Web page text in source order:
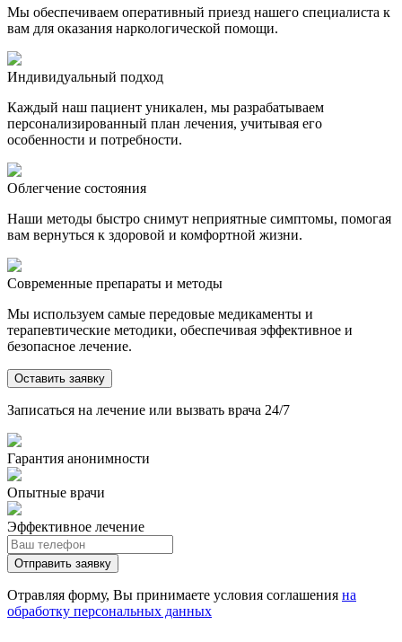
Мы обеспечиваем оперативный приезд нашего специалиста к
вам для оказания наркологической помощи.
Индивидуальный подход
Каждый наш пациент уникален, мы разрабатываем
персонализированный план лечения, учитывая его
особенности и потребности.
Облегчение состояния
Наши методы быстро снимут неприятные симптомы, помогая
вам вернуться к здоровой и комфортной жизни.
Современные препараты и методы
Мы используем самые передовые медикаменты и
терапевтические методики, обеспечивая эффективное и
безопасное лечение.
Оставить заявку
Записаться на лечение или вызвать врача 24/7
Гарантия анонимности
Опытные врачи
Эффективное лечение
Отправить заявку
Отравляя форму, Вы принимаете условия соглашения на
обработку персональных данных